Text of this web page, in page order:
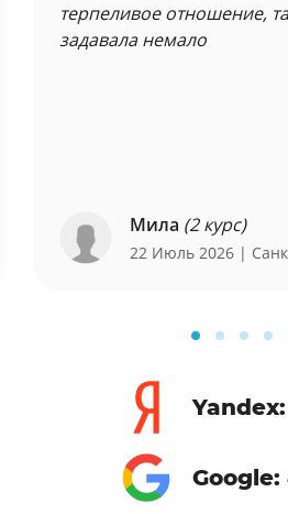
терпеливое отношение,
задавала немало
Мила (2 курс)
22 Июль 2026 |
Google: